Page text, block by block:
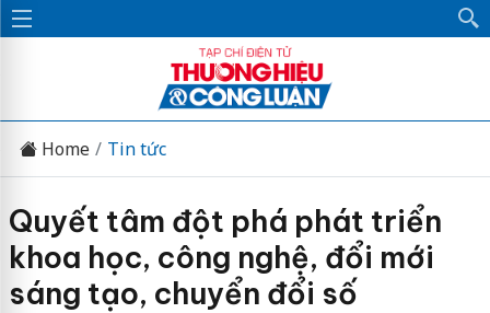
Home Tin tức
Quyết tâm đột phá phát triển
khoa học, công nghệ, đổi mới
sáng tạo, chuyển đổi số